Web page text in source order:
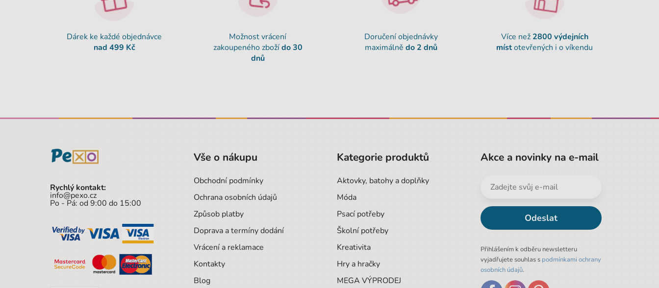
Dárek ke každé objednávce
nad 499 Kč
Možnost vrácení
zakoupeného zbožído 30
dnů
Doručení objednávky
maximálnědo 2 dnů
Více než 2800 výdejních
místotevřených i o víkendu
Rychlý kontakt:
info@pexo.cz
Po - Pá: od 9:00 do 15:00
Vše o nákupu
Obchodní podmínky
Ochrana osobních údajů
Způsob platby
Doprava a termíny dodání
Vrácení a reklamace
Kontakty
Blog
Kategorie produktů
Aktovky, batohy a doplňky
Móda
Psací potřeby
Školní potřeby
Kreativita
Hry a hračky
MEGA VÝPRODEJ
Akce a novinky na e-mail
Odeslat
Přihlášením k odběru newsletteru
vyjadřujete souhlas s podmínkami ochrany
osobních údajů.